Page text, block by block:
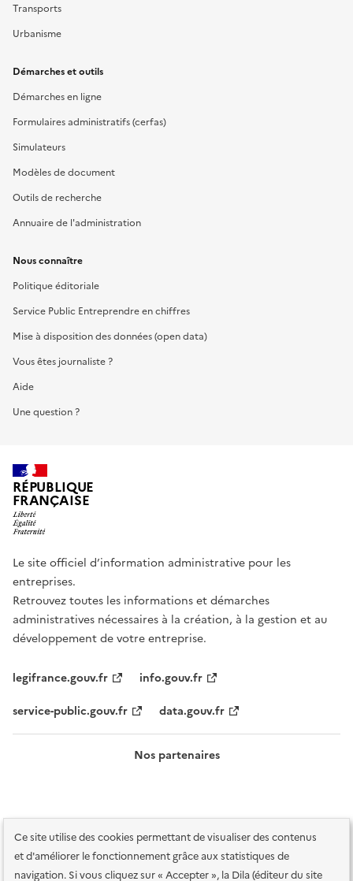
Ce site utilise des cookies permettant de visualiser des contenus
et d'améliorer le fonctionnement grâce aux statistiques de
navigation. Si vous cliquez sur « Accepter », la Dila (éditeur du site
Transports
Urbanisme
Démarches et outils
Démarches en ligne
Formulaires administratifs (cerfas)
Simulateurs
Modèles de document
Outils de recherche
Annuaire de l'administration
Nous connaître
Politique éditoriale
Service Public Entreprendre en chiffres
Mise à disposition des données (open data)
Vous êtes journaliste ?
Aide
Une question ?
RÉPUBLIQUE
FRANÇAISE
Le site officiel d’information administrative pour les
entreprises.
Retrouvez toutes les informations et démarches
administratives nécessaires à la création, à la gestion et au
développement de votre entreprise.
legifrance.gouv.fr
info.gouv.fr
service-public.gouv.fr
data.gouv.fr
Nos partenaires